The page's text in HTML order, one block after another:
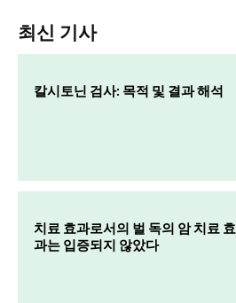
최신 기사
칼시토닌 검사: 목적 및 결과 해석
치료 효과로서의 벌 독의 암 치료 효
과는 입증되지 않았다